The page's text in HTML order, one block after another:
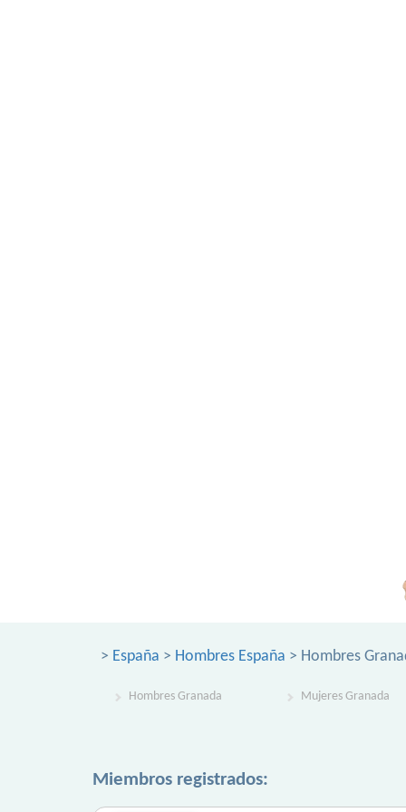
> España > Hombres España > Hombres
Hombres Granada Mujeres Granada
Miembros registrados: